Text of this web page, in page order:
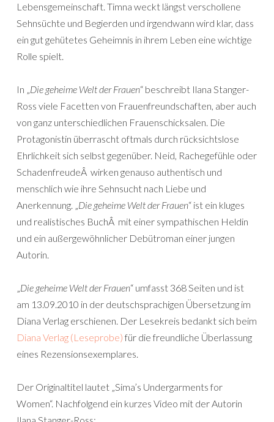
Lebensgemeinschaft. Timna weckt längst verschollene
Sehnsüchte und Begierden und irgendwann wird klar, dass
ein gut gehütetes Geheimnis in ihrem Leben eine wichtige
Rolle spielt.
In „Die geheime Welt der Frauen“ beschreibt Ilana Stanger-
Ross viele Facetten von Frauenfreundschaften, aber auch
von ganz unterschiedlichen Frauenschicksalen. Die
Protagonistin überrascht oftmals durch rücksichtslose
Ehrlichkeit sich selbst gegenüber. Neid, Rachegefühle oder
SchadenfreudeÂ wirken genauso authentisch und
menschlich wie ihre Sehnsucht nach Liebe und
Anerkennung. „Die geheime Welt der Frauen“ ist ein kluges
und realistisches BuchÂ mit einer sympathischen Heldin
und ein außergewöhnlicher Debütroman einer jungen
Autorin.
„Die geheime Welt der Frauen“ umfasst 368 Seiten und ist
am 13.09.2010 in der deutschsprachigen Übersetzung im
Diana Verlag erschienen. Der Lesekreis bedankt sich beim
Diana Verlag (Leseprobe) für die freundliche Überlassung
eines Rezensionsexemplares.
Der Originaltitel lautet „Sima’s Undergarments for
Women“. Nachfolgend ein kurzes Video mit der Autorin